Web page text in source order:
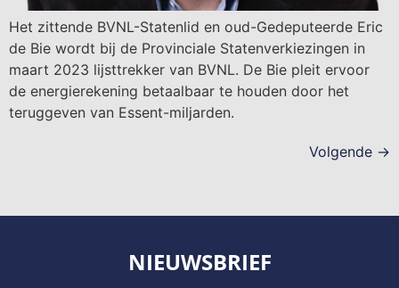
Het zittende BVNL-Statenlid en oud-Gedeputeerde Eric
de Bie wordt bij de Provinciale Statenverkiezingen in
maart 2023 lijsttrekker van BVNL. De Bie pleit ervoor
de energierekening betaalbaar te houden door het
teruggeven van Essent-miljarden.
Volgende →
NIEUWSBRIEF